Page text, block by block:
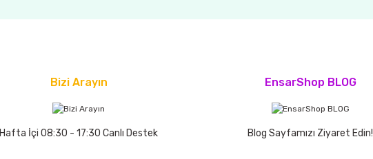
Bizi Arayın
Hafta İçi 08:30 - 17:30 Canlı Destek
EnsarShop BLOG
Blog Sayfamızı Ziyaret Edin!